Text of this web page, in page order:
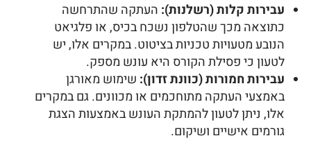
עבירות קלות (רשלנות): העתקה שהתרחשה
כתוצאה מכך שהטלפון נשכח בכיס, או פלגיאט
הנובע מטעויות טכניות בציטוט. במקרים אלו, יש
לטעון כי פסילת הקורס היא עונש מספק.
עבירות חמורות (כוונת זדון): שימוש מאורגן
באמצעי העתקה מתוחכמים או מכוונים. גם במקרים
אלו, ניתן לטעון להמתקת העונש באמצעות הצגת
גורמים אישיים ושיקום.